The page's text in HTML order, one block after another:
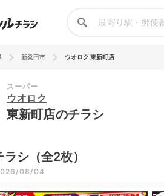
新発田市 ウオロク 東新町店
スーパー
ウオロク
東新町店のチラシ
シ（全2枚）
08/04